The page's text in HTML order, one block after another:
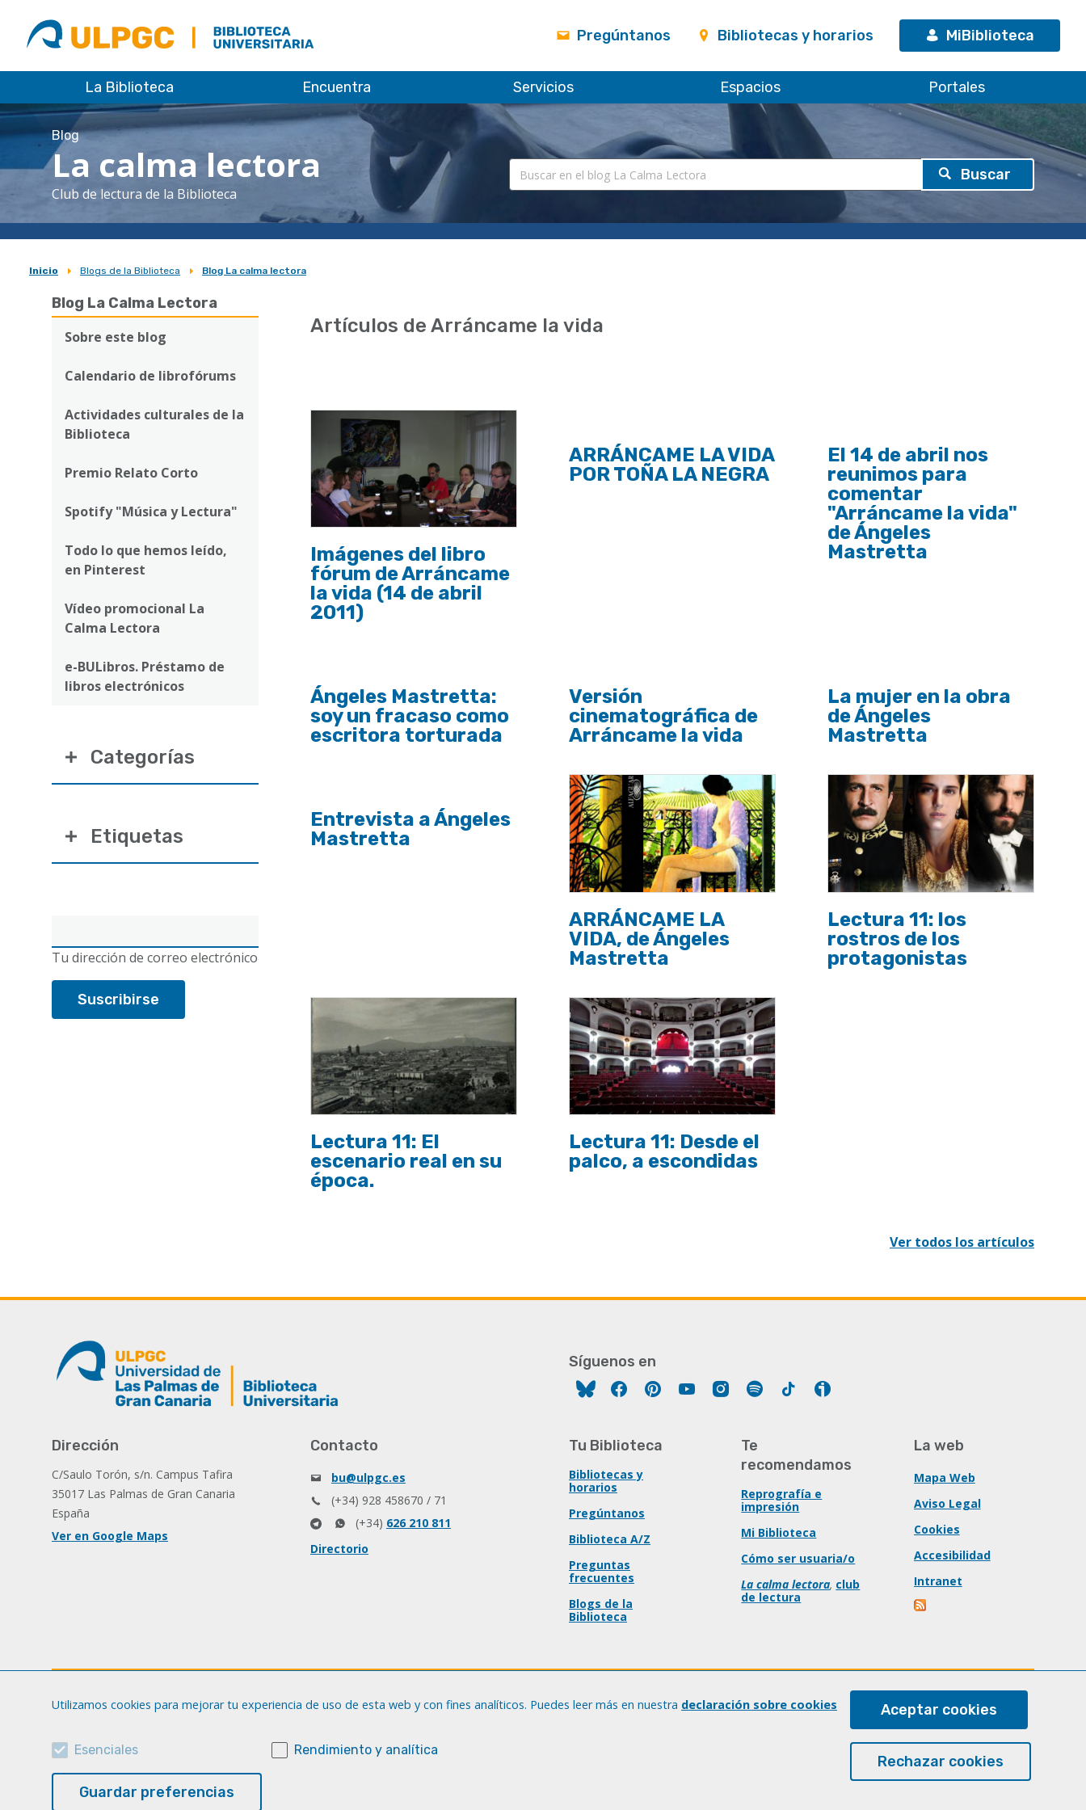
ULPGC
Biblioteca
ULPGC
Pregúntanos Bibliotecas y horarios MiBiblioteca
La Biblioteca Encuentra Servicios Espacios Portales
Blog
La calma lectora
Club de lectura de la Biblioteca
Sobrescribir
enlaces
ayuda
Inicio Blogs de la Biblioteca Blog La calma lectora
Blog La Calma Lectora
Sobre este blog
Calendario de librofórums
Actividades culturales de la
Biblioteca
Premio Relato Corto
Spotify "Música y Lectura"
Todo lo que hemos leído,
en Pinterest
Vídeo promocional La
Calma Lectora
e-BULibros. Préstamo de
libros electrónicos
electrónico
Tu dirección de correo electrónico
Categorías
Etiquetas
Artículos de Arráncame la vida
Imágenes del libro
fórum de Arráncame
la vida (14 de abril
2011)
ARRÁNCAME LA VIDA
POR TOÑA LA NEGRA
El 14 de abril nos
reunimos para
comentar
"Arráncame la vida"
de Ángeles
Mastretta
Ángeles Mastretta:
soy un fracaso como
escritora torturada
Versión
cinematográfica de
Arráncame la vida
La mujer en la obra
de Ángeles
Mastretta
Entrevista a Ángeles
Mastretta
ARRÁNCAME LA
VIDA, de Ángeles
Mastretta
Lectura 11: los
rostros de los
protagonistas
Lectura 11: El
escenario real en su
época.
Lectura 11: Desde el
palco, a escondidas
Ver todos los artículos
Síguenos en
FacebookPinterestYouTubeInstagram
Spotify Tiktok
Dirección
C/Saulo Torón, s/n. Campus Tafira
35017 Las Palmas de Gran Canaria
España
Ver en Google Maps
Contacto
bu@ulpgc.es
(+34) 928 458670 / 71
(+34) 626 210 811
Directorio
Tu Biblioteca
Bibliotecas y
horarios
Pregúntanos
Biblioteca A/Z
Preguntas
frecuentes
Blogs de la
Biblioteca
Te
recomendamos
Reprografía e
impresión
Mi Biblioteca
Cómo ser usuaria/o
La calma lectora, club
de lectura
La web
Mapa Web
Aviso Legal
Cookies
Accesibilidad
Intranet
Utilizamos cookies para mejorar tu experiencia de uso de esta web y con fines analíticos. Puedes leer más en nuestra declaración sobre cookies
Esenciales Rendimiento y analítica
Guardar preferencias
Aceptar cookies
Rechazar cookies